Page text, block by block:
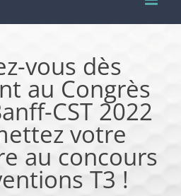
vous dès
au Congrès
CST 2022
votre
au concours
T3 !